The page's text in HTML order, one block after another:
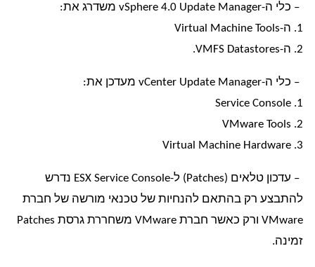
– כלי ה-vSphere 4.0 Update Manager משדרג את:
1. ה-Virtual Machine Tools
2. ה-VMFS Datastores.
– כלי ה-vCenter Update Manager מעדכן את:
1. Service Console
2. VMware Tools
3. Virtual Machine Hardware
– עדכון טלאים (Patches) ל-ESX Service Console נדרש
להתבצע רק בהתאם להנחיות של טכנאי מורשה של חברת
VMware ורק כאשר חברת VMware משחררת גרסת Patches
זמינה.